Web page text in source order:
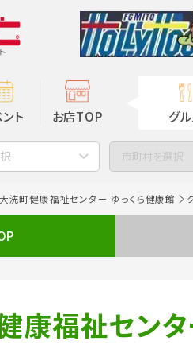
ト お店TOP グ
市町村を選択
大洗町健康福祉センター ゆっくら健康館
康福祉セン